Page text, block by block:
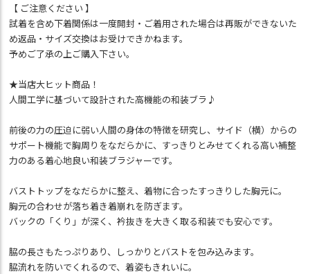
【 ご注意ください 】
試着を含め下着関係は一度開封・ご着用された場合は再販ができないた
め返品・サイズ交換はお受けできかねます。
予めご了承の上ご購入下さい。
★当店大ヒット商品！
人間工学に基づいて設計された高機能の和装ブラ♪
前後の力の圧迫に弱い人間の身体の特徴を研究し、サイド（横）からの
サポート機能で胸周りをなだらかに、すっきりとみせてくれる高い補整
力のある着心地良い和装ブラジャーです。
バストトップをなだらかに整え、着物に合ったすっきりした胸元に。
胸元の合わせが落ち着き着崩れを防ぎます。
バックの「くり」が深く、衿抜きを大きく取る和装でも安心です。
脇の長さもたっぷりあり、しっかりとバストを包み込みます。
脇流れを防いでくれるので、着姿もきれいに。